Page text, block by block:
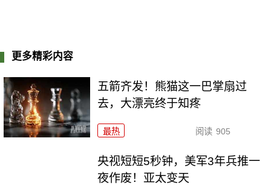
更多精彩内容
五箭齐发！熊猫这一巴掌扇过
去，大漂亮终于知疼
最热 阅读 905
央视短短5秒钟，美军3年兵推一
夜作废！亚太变天